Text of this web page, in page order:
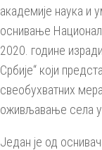
академије наука и
оснивање
2020. године
Србије“ који
свеобухватних
оживљавање села у
Један је од